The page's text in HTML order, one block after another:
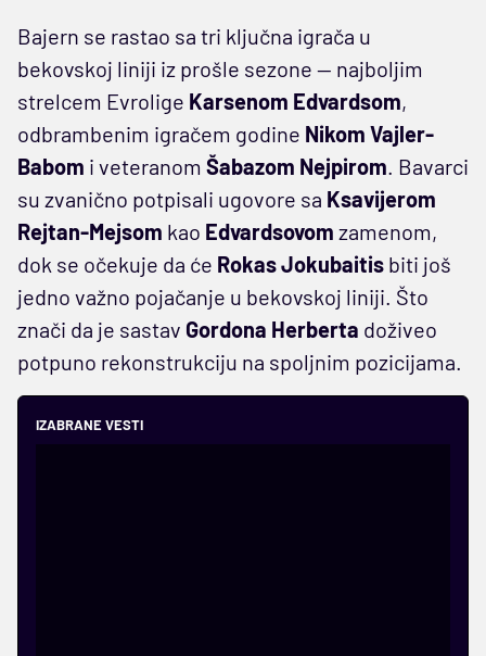
Bajern se rastao sa tri ključna igrača u
bekovskoj liniji iz prošle sezone — najboljim
strelcem Evrolige Karsenom Edvardsom,
odbrambenim igračem godine Nikom Vajler-
Babom i veteranom Šabazom Nejpirom. Bavarci
su zvanično potpisali ugovore sa Ksavijerom
Rejtan-Mejsom kao Edvardsovom zamenom,
dok se očekuje da će Rokas Jokubaitis biti još
jedno važno pojačanje u bekovskoj liniji. Što
znači da je sastav Gordona Herberta doživeo
potpuno rekonstrukciju na spoljnim pozicijama.
IZABRANE VESTI